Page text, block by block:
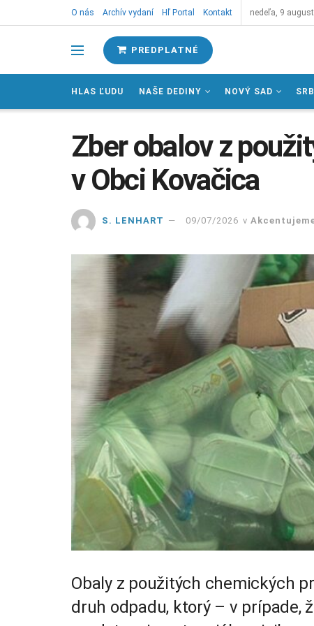
O nás Archív vydaní Hľ Portal Kontakt nedeľa, 9
PREDPLATNÉ
HLAS ĽUDU NAŠE DEDINY NOVÝ SAD
Zber obalov z
v Obci Kovačica
S. LENHART 09/07/2026 v
Obaly z použitých chemických
druh odpadu, ktorý – v prípade,